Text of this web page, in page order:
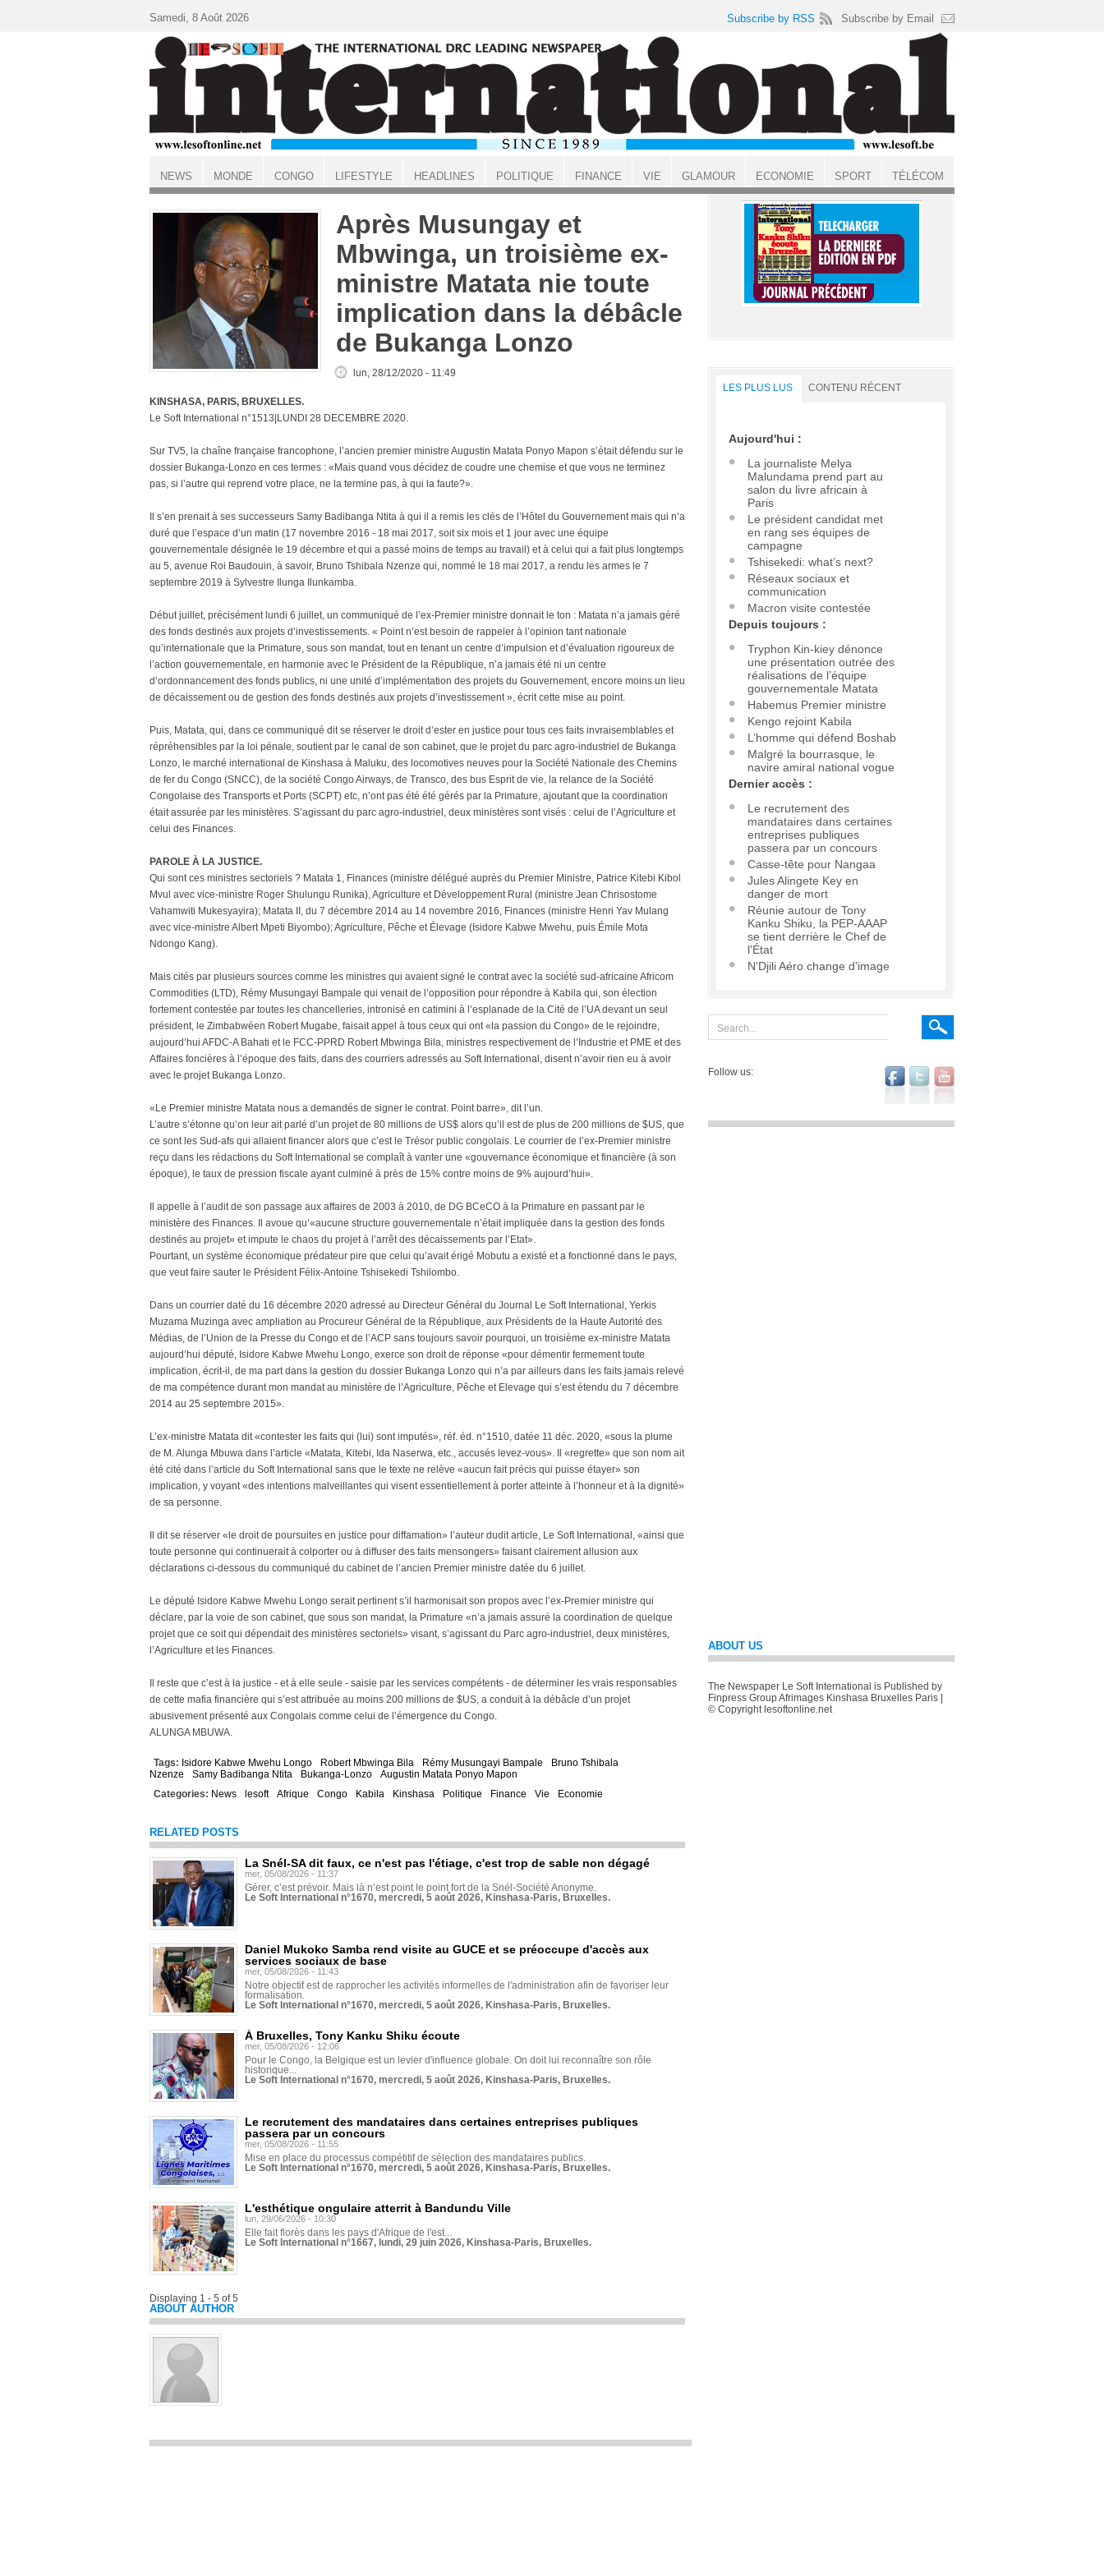
ACCUEIL
Après Musungay et
Mbwinga, un troisième ex-
ministre Matata nie toute
implication dans la débâcle
de Bukanga Lonzo
lun, 28/12/2020 - 11:49
KINSHASA, PARIS, BRUXELLES.
Le Soft International n°1513|LUNDI 28 DECEMBRE 2020.
Sur TV5, la chaîne française francophone, l’ancien premier ministre Augustin Matata Ponyo Mapon s’était défendu sur le
dossier Bukanga-Lonzo en ces termes : «Mais quand vous décidez de coudre une chemise et que vous ne terminez
pas, si l’autre qui reprend votre place, ne la termine pas, à qui la faute?».
Il s’en prenait à ses successeurs Samy Badibanga Ntita à qui il a remis les clés de l’Hôtel du Gouvernement mais qui n’a
duré que l’espace d’un matin (17 novembre 2016 - 18 mai 2017, soit six mois et 1 jour avec une équipe
gouvernementale désignée le 19 décembre et qui a passé moins de temps au travail) et à celui qui a fait plus longtemps
au 5, avenue Roi Baudouin, à savoir, Bruno Tshibala Nzenze qui, nommé le 18 mai 2017, a rendu les armes le 7
septembre 2019 à Sylvestre Ilunga Ilunkamba.
Début juillet, précisément lundi 6 juillet, un communiqué de l’ex-Premier ministre donnait le ton : Matata n’a jamais géré
des fonds destinés aux projets d’investissements. « Point n’est besoin de rappeler à l’opinion tant nationale
qu’internationale que la Primature, sous son mandat, tout en tenant un centre d’impulsion et d’évaluation rigoureux de
l’action gouvernementale, en harmonie avec le Président de la République, n’a jamais été ni un centre
d’ordonnancement des fonds publics, ni une unité d’implémentation des projets du Gouvernement, encore moins un lieu
de décaissement ou de gestion des fonds destinés aux projets d’investissement », écrit cette mise au point.
Puis, Matata, qui, dans ce communiqué dit se réserver le droit d’ester en justice pour tous ces faits invraisemblables et
répréhensibles par la loi pénale, soutient par le canal de son cabinet, que le projet du parc agro-industriel de Bukanga
Lonzo, le marché international de Kinshasa à Maluku, des locomotives neuves pour la Société Nationale des Chemins
de fer du Congo (SNCC), de la société Congo Airways, de Transco, des bus Esprit de vie, la relance de la Société
Congolaise des Transports et Ports (SCPT) etc, n’ont pas été été gérés par la Primature, ajoutant que la coordination
était assurée par les ministères. S’agissant du parc agro-industriel, deux ministères sont visés : celui de l’Agriculture et
celui des Finances.
PAROLE À LA JUSTICE.
Qui sont ces ministres sectoriels ? Matata 1, Finances (ministre délégué auprès du Premier Ministre, Patrice Kitebi Kibol
Mvul avec vice-ministre Roger Shulungu Runika), Agriculture et Développement Rural (ministre Jean Chrisostome
Vahamwiti Mukesyayira); Matata II, du 7 décembre 2014 au 14 novembre 2016, Finances (ministre Henri Yav Mulang
avec vice-ministre Albert Mpeti Biyombo); Agriculture, Pêche et Élevage (Isidore Kabwe Mwehu, puis Émile Mota
Ndongo Kang).
Mais cités par plusieurs sources comme les ministres qui avaient signé le contrat avec la société sud-africaine Africom
Commodities (LTD), Rémy Musungayi Bampale qui venait de l’opposition pour répondre à Kabila qui, son élection
fortement contestée par toutes les chancelleries, intronisé en catimini à l’esplanade de la Cité de l’UA devant un seul
président, le Zimbabwéen Robert Mugabe, faisait appel à tous ceux qui ont «la passion du Congo» de le rejoindre,
aujourd’hui AFDC-A Bahati et le FCC-PPRD Robert Mbwinga Bila, ministres respectivement de l’Industrie et PME et des
Affaires foncières à l’époque des faits, dans des courriers adressés au Soft International, disent n’avoir rien eu à avoir
avec le projet Bukanga Lonzo.
«Le Premier ministre Matata nous a demandés de signer le contrat. Point barre», dit l’un.
L’autre s’étonne qu’on leur ait parlé d’un projet de 80 millions de US$ alors qu’il est de plus de 200 millions de $US, que
ce sont les Sud-afs qui allaient financer alors que c’est le Trésor public congolais. Le courrier de l’ex-Premier ministre
reçu dans les rédactions du Soft International se complaît à vanter une «gouvernance économique et financière (à son
époque), le taux de pression fiscale ayant culminé à près de 15% contre moins de 9% aujourd’hui».
Il appelle à l’audit de son passage aux affaires de 2003 à 2010, de DG BCeCO à la Primature en passant par le
ministère des Finances. Il avoue qu’«aucune structure gouvernementale n’était impliquée dans la gestion des fonds
destinés au projet» et impute le chaos du projet à l’arrêt des décaissements par l’Etat».
Pourtant, un système économique prédateur pire que celui qu’avait érigé Mobutu a existé et a fonctionné dans le pays,
que veut faire sauter le Président Félix-Antoine Tshisekedi Tshilombo.
Dans un courrier daté du 16 décembre 2020 adressé au Directeur Général du Journal Le Soft International, Yerkis
Muzama Muzinga avec ampliation au Procureur Général de la République, aux Présidents de la Haute Autorité des
Médias, de l’Union de la Presse du Congo et de l’ACP sans toujours savoir pourquoi, un troisième ex-ministre Matata
aujourd’hui député, Isidore Kabwe Mwehu Longo, exerce son droit de réponse «pour démentir fermement toute
implication, écrit-il, de ma part dans la gestion du dossier Bukanga Lonzo qui n’a par ailleurs dans les faits jamais relevé
de ma compétence durant mon mandat au ministère de l’Agriculture, Pêche et Elevage qui s’est étendu du 7 décembre
2014 au 25 septembre 2015».
L’ex-ministre Matata dit «contester les faits qui (lui) sont imputés», réf. éd. n°1510, datée 11 déc. 2020, «sous la plume
de M. Alunga Mbuwa dans l’article «Matata, Kitebi, Ida Naserwa, etc., accusés levez-vous». Il «regrette» que son nom ait
été cité dans l’article du Soft International sans que le texte ne relève «aucun fait précis qui puisse étayer» son
implication, y voyant «des intentions malveillantes qui visent essentiellement à porter atteinte à l’honneur et à la dignité»
de sa personne.
Il dit se réserver «le droit de poursuites en justice pour diffamation» l’auteur dudit article, Le Soft International, «ainsi que
toute personne qui continuerait à colporter ou à diffuser des faits mensongers» faisant clairement allusion aux
déclarations ci-dessous du communiqué du cabinet de l’ancien Premier ministre datée du 6 juillet.
Le député Isidore Kabwe Mwehu Longo serait pertinent s’il harmonisait son propos avec l’ex-Premier ministre qui
déclare, par la voie de son cabinet, que sous son mandat, la Primature «n’a jamais assuré la coordination de quelque
projet que ce soit qui dépendait des ministères sectoriels» visant, s’agissant du Parc agro-industriel, deux ministères,
l’Agriculture et les Finances.
Il reste que c’est à la justice - et à elle seule - saisie par les services compétents - de déterminer les vrais responsables
de cette mafia financière qui s’est attribuée au moins 200 millions de $US, a conduit à la débâcle d’un projet
abusivement présenté aux Congolais comme celui de l’émergence du Congo.
ALUNGA MBUWA.
Tags: Isidore Kabwe Mwehu Longo Robert Mbwinga Bila Rémy Musungayi Bampale
Bruno Tshibala
Nzenze
Samy Badibanga Ntita Bukanga-Lonzo
Augustin Matata Ponyo Mapon
Categories: News lesoft Afrique Congo Kabila Kinshasa Politique Finance Vie Economie
RELATED POSTS
La Snél-SA dit faux, ce n'est pas l'étiage, c'est trop de sable non dégagé
mer, 05/08/2026 - 11:37
Gérer, c’est prévoir. Mais là n’est point le point fort de la Snél-Société Anonyme.
Le Soft International n°1670, mercredi, 5 août 2026, Kinshasa-Paris, Bruxelles.
Daniel Mukoko Samba rend visite au GUCE et se préoccupe d'accès aux
services sociaux de base
mer, 05/08/2026 - 11:43
Notre objectif est de rapprocher les activités informelles de l'administration afin de favoriser leur
formalisation.
Le Soft International n°1670, mercredi, 5 août 2026, Kinshasa-Paris, Bruxelles.
À Bruxelles, Tony Kanku Shiku écoute
mer, 05/08/2026 - 12:06
Pour le Congo, la Belgique est un levier d'influence globale. On doit lui reconnaître son rôle
historique...
Le Soft International n°1670, mercredi, 5 août 2026, Kinshasa-Paris, Bruxelles.
Le recrutement des mandataires dans certaines entreprises publiques
passera par un concours
mer, 05/08/2026 - 11:55
Mise en place du processus compétitif de sélection des mandataires publics.
Le Soft International n°1670, mercredi, 5 août 2026, Kinshasa-Paris, Bruxelles.
L'esthétique ongulaire atterrit à Bandundu Ville
lun, 29/06/2026 - 10:30
Elle fait florès dans les pays d'Afrique de l'est...
Le Soft International n°1667, lundi, 29 juin 2026, Kinshasa-Paris, Bruxelles.
Displaying 1 - 5 of 5
ABOUT AUTHOR
LES PLUS LUS CONTENU RÉCENT
Aujourd'hui :
La journaliste Melya
Malundama prend part au
salon du livre africain à
Paris
Le président candidat met
en rang ses équipes de
campagne
Tshisekedi: what’s next?
Réseaux sociaux et
communication
Macron visite contestée
Depuis toujours :
Tryphon Kin-kiey dénonce
une présentation outrée des
réalisations de l’équipe
gouvernementale Matata
Habemus Premier ministre
Kengo rejoint Kabila
L’homme qui défend Boshab
Malgré la bourrasque, le
navire amiral national vogue
Dernier accès :
Le recrutement des
mandataires dans certaines
entreprises publiques
passera par un concours
Casse-tête pour Nangaa
Jules Alingete Key en
danger de mort
Réunie autour de Tony
Kanku Shiku, la PEP-AAAP
se tient derrière le Chef de
l'État
N'Djili Aéro change d'image
Follow us:
ABOUT US
The Newspaper Le Soft International is Published by
Finpress Group Afrimages Kinshasa Bruxelles Paris |
© Copyright lesoftonline.net
Samedi, 8 Août 2026 Subscribe by RSS Subscribe by Email
NEWS MONDE CONGO LIFESTYLE HEADLINES POLITIQUE FINANCE VIE GLAMOUR ECONOMIE SPORT TÉLÉCOM